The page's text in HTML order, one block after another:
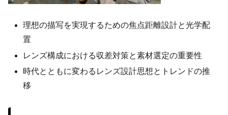
理想の描写を実現するための焦点距離設計と光学配
置
レンズ構成における収差対策と素材選定の重要性
時代とともに変わるレンズ設計思想とトレンドの推
移